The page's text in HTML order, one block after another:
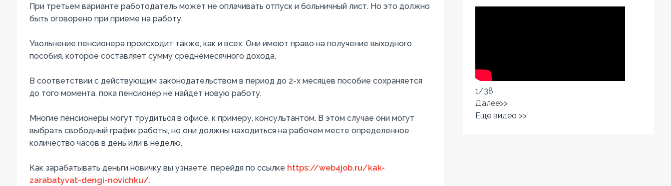
При третьем варианте работодатель может не оплачивать отпуск и больничный лист. Но это должно
быть оговорено при приеме на работу.
Увольнение пенсионера происходит также, как и всех. Они имеют право на получение выходного
пособия, которое составляет сумму среднемесячного дохода.
В соответствии с действующим законодательством в период до 2-х месяцев пособие сохраняется
до того момента, пока пенсионер не найдет новую работу.
Многие пенсионеры могут трудиться в офисе, к примеру, консультантом. В этом случае они могут
выбрать свободный график работы, но они должны находиться на рабочем месте определенное
количество часов в день или в неделю.
Как зарабатывать деньги новичку вы узнаете. перейдя по ссылке https://web4job.ru/kak-
zarabatyvat-dengi-novichku/.
1/38
Далее>>
Еще видео >>